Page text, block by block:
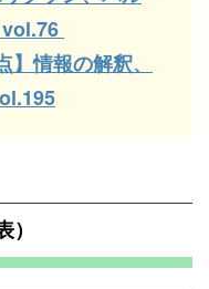
】情報の解釈、
）